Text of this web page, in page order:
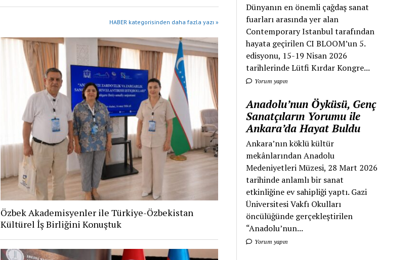
HABER kategorisinden daha fazla yazı »
Özbek Akademisyenler ile Türkiye-Özbekistan
Kültürel İş Birliğini Konuştuk
Dünyanın en önemli çağdaş sanat
fuarları arasında yer alan
Contemporary Istanbul tarafından
hayata geçirilen CI BLOOM’un 5.
edisyonu, 15-19 Nisan 2026
tarihlerinde Lütfi Kırdar Kongre...
Yorum yapın
Anadolu’nun Öyküsü, Genç
Sanatçıların Yorumu ile
Ankara’da Hayat Buldu
Ankara’nın köklü kültür
mekânlarından Anadolu
Medeniyetleri Müzesi, 28 Mart 2026
tarihinde anlamlı bir sanat
etkinliğine ev sahipliği yaptı. Gazi
Üniversitesi Vakfı Okulları
öncülüğünde gerçekleştirilen
“Anadolu’nun...
Yorum yapın